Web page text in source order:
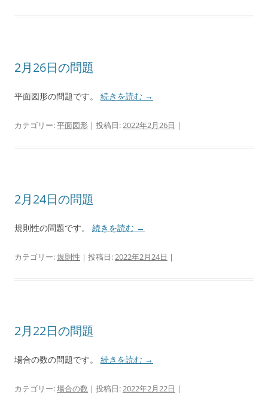
2月26日の問題
平面図形の問題です。 続きを読む →
カテゴリー:平面図形 | 投稿日:2022年2月26日 |
2月24日の問題
規則性の問題です。 続きを読む →
カテゴリー: 規則性 | 投稿日:2022年2月24日 |
2月22日の問題
場合の数の問題です。 続きを読む →
カテゴリー:場合の数 | 投稿日:2022年2月22日 |